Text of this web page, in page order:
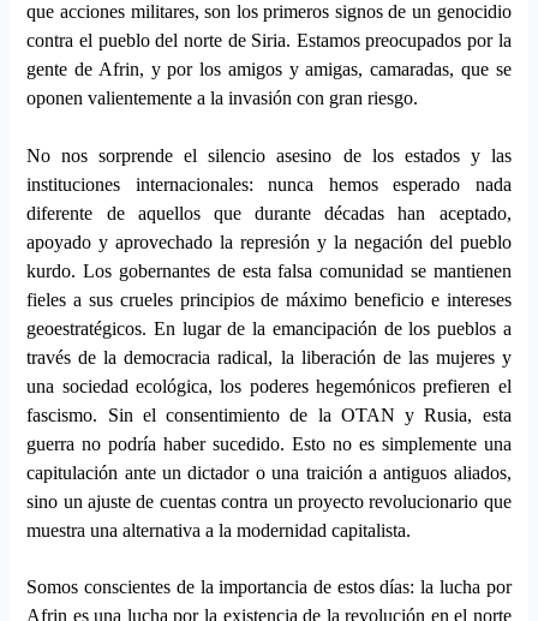
que acciones militares, son los primeros signos de un genocidio
contra el pueblo del norte de Siria. Estamos preocupados por la
gente de Afrin, ypor los amigos y amigas, camaradas, que se
oponen valientemente a la invasión con gran riesgo.
No nos sorprende el silencio asesino de los estados y las
instituciones internacionales: nunca hemos esperado nada
diferente de aquellos que durante décadas han aceptado,
apoyado y aprovechado la represión y la negación del pueblo
kurdo. Los gobernantes de esta falsa comunidad se mantienen
fieles a sus crueles principios de máximo beneficio e intereses
geoestratégicos. En lugar de la emancipación de los pueblos a
través de la democracia radical, la liberación de las mujeres y
una sociedad ecológica, los poderes hegemónicos prefieren el
fascismo. Sin el consentimiento de la OTAN y Rusia, esta
guerra no podría haber sucedido. Esto no es simplemente una
capitulación ante un dictador o una traición a antiguos aliados,
sino un ajuste de cuentas contra un proyecto revolucionario que
muestra una alternativa a la modernidad capitalista.
Somos conscientes de la importancia de estos días: la lucha por
Afrin es una lucha por la existencia de la revolución en el norte